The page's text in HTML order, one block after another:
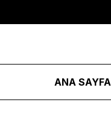
ANA SAYFA